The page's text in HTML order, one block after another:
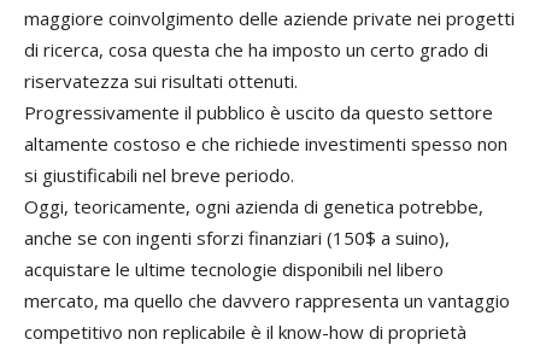
maggiore coinvolgimento delle aziende private nei progetti
di ricerca, cosa questa che ha imposto un certo grado di
riservatezza sui risultati ottenuti.
Progressivamente il pubblico è uscito da questo settore
altamente costoso e che richiede investimenti spesso non
si giustificabili nel breve periodo.
Oggi, teoricamente, ogni azienda di genetica potrebbe,
anche se con ingenti sforzi finanziari (150$ a suino),
acquistare le ultime tecnologie disponibili nel libero
mercato, ma quello che davvero rappresenta un vantaggio
competitivo non replicabile è il know-how di proprietà